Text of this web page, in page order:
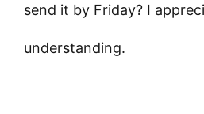
send it by Friday? I
understanding.